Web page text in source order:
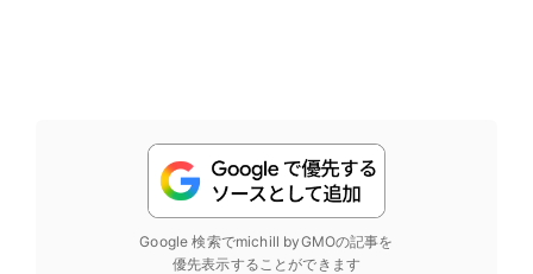
Google 検索でmichill byGMOの記事を
優先表示することができます